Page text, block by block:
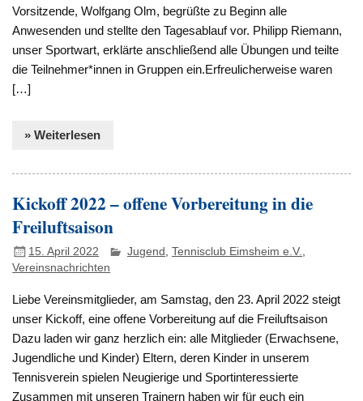
Vorsitzende, Wolfgang Olm, begrüßte zu Beginn alle
Anwesenden und stellte den Tagesablauf vor. Philipp Riemann,
unser Sportwart, erklärte anschließend alle Übungen und teilte
die Teilnehmer*innen in Gruppen ein.Erfreulicherweise waren
[…]
» Weiterlesen
Kickoff 2022 – offene Vorbereitung in die
Freiluftsaison
15. April 2022 Jugend ,Tennisclub Eimsheim e.V.
Vereinsnachrichten
Liebe Vereinsmitglieder, am Samstag, den 23. April 2022 steigt
unser Kickoff, eine offene Vorbereitung auf die Freiluftsaison
Dazu laden wir ganz herzlich ein: alle Mitglieder (Erwachsene,
Jugendliche und Kinder) Eltern, deren Kinder in unserem
Tennisverein spielen Neugierige und Sportinteressierte
Zusammen mit unseren Trainern haben wir für euch ein